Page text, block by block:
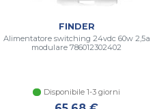
FINDER
Alimentatore switching 24vdc 60w 2,5a
modulare 786012302402
Disponibile 1-3 giorni